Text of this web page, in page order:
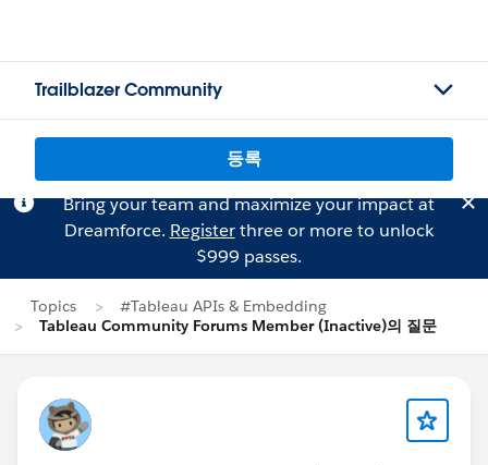
Trailblazer Community
등록
Bring your team and maximize your impact at
Dreamforce. Registerthree or more to unlock
$999 passes.
Topics
#Tableau APIs & Embedding
Tableau Community Forums Member (Inactive)의 질문